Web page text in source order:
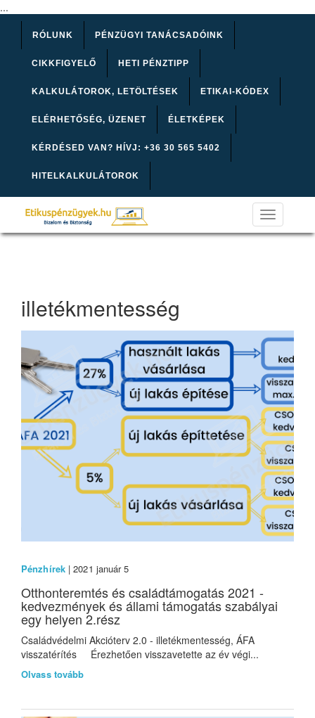
...
RÓLUNK PÉNZÜGYI TANÁCSADÓINK
CIKKFIGYELŐ HETI PÉNZTIPP
KALKULÁTOROK, LETÖLTÉSEK ETIKAI-KÓDEX
ELÉRHETŐSÉG, ÜZENET ÉLETKÉPEK
KÉRDÉSED VAN? HÍVJ: +36 30 565 5402
HITELKALKULÁTOROK
Toggle
navigation
illetékmentesség
Pénzhírek| 2021 január 5
Otthonteremtés és családtámogatás 2021 -
kedvezmények és állami támogatás szabályai
egy helyen 2.rész
Családvédelmi Akcióterv 2.0 - illetékmentesség, ÁFA
visszatérítés Érezhetően visszavetette az év végi...
Olvass tovább